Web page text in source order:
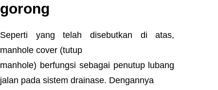
gorong
Seperti yang telah disebutkan di atas,
manhole cover (tutup
manhole) berfungsi sebagai penutup lubang
jalan pada sistem drainase. Dengannya